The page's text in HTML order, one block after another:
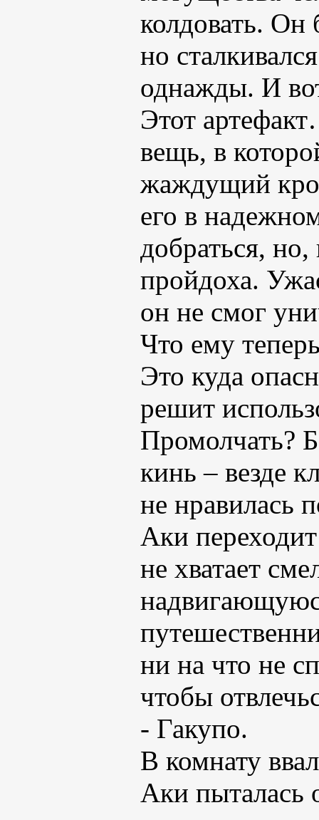
колдовать.
но
однажды. И
Этот
вещь, в
жаждущий
его в
добраться,
пройдоха.
он не смог
Что ему
Это куда
решит
Промолчать?
кинь – везде
не нравилась
Аки
не хватает
ни на что не
чтобы
- Гакупо.
В комнату
Аки пыталась